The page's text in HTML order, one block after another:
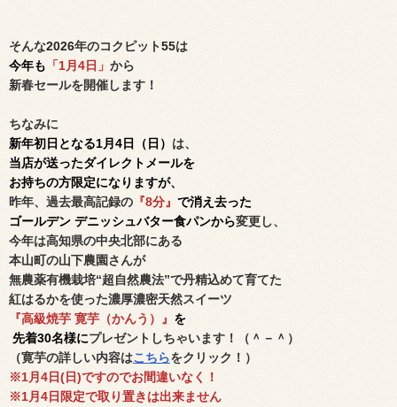
そんな2026年のコクピット55は
今年も 「1月4日」 から
新春セールを開催します！
ちなみに
新年初日となる1月4日（日） は、
当店が送ったダイレクトメールを
お持ちの方限定になりますが、
昨年、過去最高記録の 『8分』 で消え去った
ゴールデン デニッシュバター食パンから変更し、
今年は高知県の中央北部にある
本山町の山下農園さんが
無農薬有機栽培“超自然農法”で丹精込めて育てた
紅はるかを使った濃厚濃密天然スイーツ
『高級焼芋 寛芋（かんう）』 を
先着30名様にプレゼントしちゃいます！（＾－＾）
（寛芋の詳しい内容はこちらをクリック！）
※1月4日(日)ですのでお間違いなく！
※1月4日限定で取り置きは出来ません